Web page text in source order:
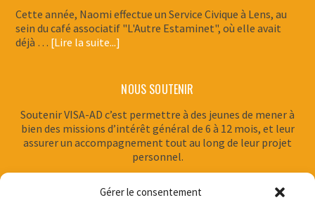
Gérer le consentement
Cette année, Naomi effectue un Service Civique à Lens, au
sein du café associatif "L'Autre Estaminet", où elle avait
déjà … [Lire la suite...]
NOUS SOUTENIR
Soutenir VISA-AD c’est permettre à des jeunes de mener à
bien des missions d’intérêt général de 6 à 12 mois, et leur
assurer un accompagnement tout au long de leur projet
personnel.